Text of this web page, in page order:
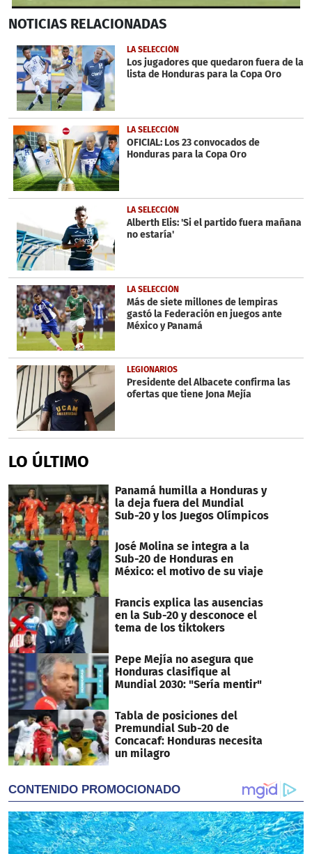
seconds
54
seconds
NOTICIAS RELACIONADAS
LA SELECCIÓN
Los jugadores que quedaron fuera de la
lista de Honduras para la Copa Oro
LA SELECCIÓN
OFICIAL: Los 23 convocados de
Honduras para la Copa Oro
LA SELECCIÓN
Alberth Elis: 'Si el partido fuera mañana
no estaría'
LA SELECCIÓN
Más de siete millones de lempiras
gastó la Federación en juegos ante
México y Panamá
LEGIONARIOS
Presidente del Albacete confirma las
ofertas que tiene Jona Mejía
LO ÚLTIMO
Panamá humilla a Honduras y
la deja fuera del Mundial
Sub-20 y los Juegos Olímpicos
José Molina se integra a la
Sub-20 de Honduras en
México: el motivo de su viaje
Francis explica las ausencias
en la Sub-20 y desconoce el
tema de los tiktokers
Pepe Mejía no asegura que
Honduras clasifique al
Mundial 2030: "Sería mentir"
Tabla de posiciones del
Premundial Sub-20 de
Concacaf: Honduras necesita
un milagro